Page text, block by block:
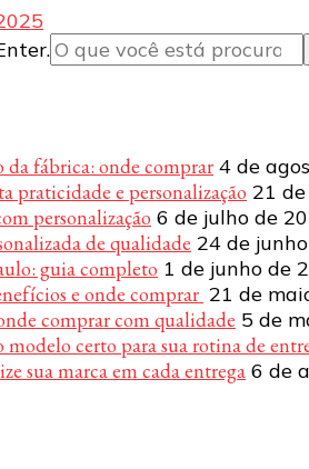
da fábrica: onde comprar 4 de
praticidade e personalização 21
personalização 6 de julho de
de qualidade 24 de
guia completo 1 de junho de
e onde comprar 21 de
comprar com qualidade 5 de
certo para sua rotina de
sua marca em cada entrega 6 de